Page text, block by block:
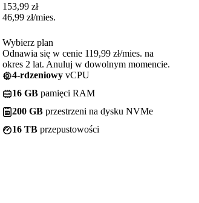
153,99 zł
46,99 zł/mies.
Wybierz plan
Odnawia się w cenie 119,99 zł/mies. na
okres 2 lat. Anuluj w dowolnym momencie.
4-rdzeniowy vCPU
16 GB pamięci RAM
200 GB przestrzeni na dysku NVMe
16 TB przepustowości